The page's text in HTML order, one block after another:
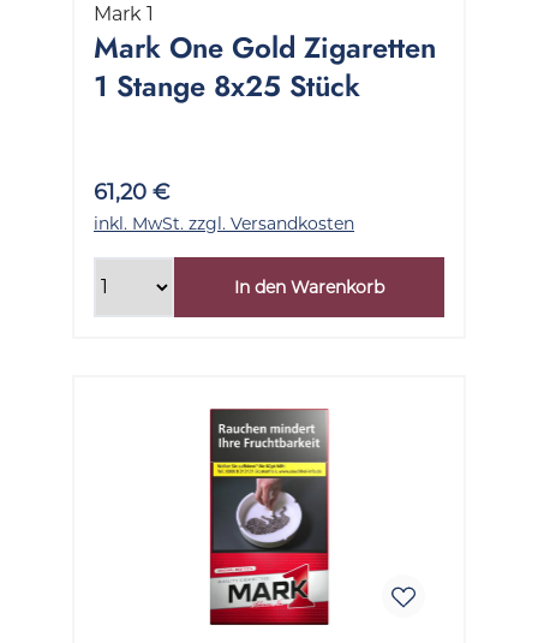
Mark 1
Mark One Gold Zigaretten
1 Stange 8x25 Stück
61,20 €
inkl. MwSt. zzgl. Versandkosten
In den Warenkorb